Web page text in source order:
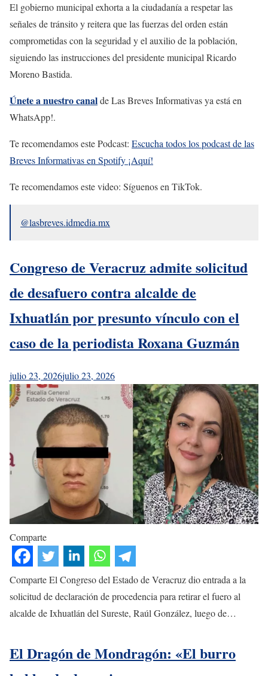
El gobierno municipal exhorta a la ciudadanía a respetar las
señales de tránsito y reitera que las fuerzas del orden están
comprometidas con la seguridad y el auxilio de la población,
siguiendo las instrucciones del presidente municipal Ricardo
Moreno Bastida.
Únete a nuestro canalde Las Breves Informativas ya está en
WhatsApp!.
Te recomendamos este Podcast: Escucha todos los podcast de las
Breves Informativas en Spotify ¡Aquí!
Te recomendamos este video: Síguenos en TikTok.
@lasbreves.idmedia.mx
Congreso de Veracruz admite solicitud
de desafuero contra alcalde de
Ixhuatlán por presunto vínculo con el
caso de la periodista Roxana Guzmán
julio 23, 2026julio 23, 2026
Comparte
Comparte El Congreso del Estado de Veracruz dio entrada a la
solicitud de declaración de procedencia para retirar el fuero al
alcalde de Ixhuatlán del Sureste, Raúl González, luego de…
El Dragón de Mondragón: «El burro